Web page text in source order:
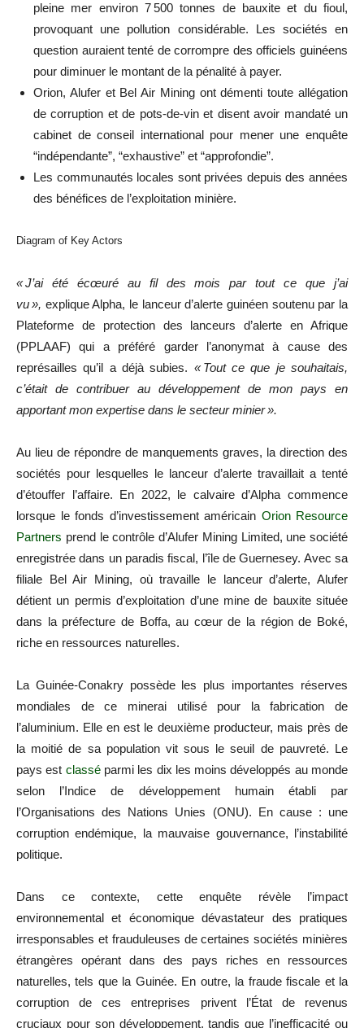
pleine mer environ 7 500 tonnes de bauxite et du fioul,
provoquant une pollution considérable. Les sociétés en
question auraient tenté de corrompre des officiels guinéens
pour diminuer le montant de la pénalité à payer.
Orion, Alufer et Bel Air Mining ont démenti toute allégation
de corruption et de pots-de-vin et disent avoir mandaté un
cabinet de conseil international pour mener une enquête
“indépendante”, “exhaustive” et “approfondie”.
Les communautés locales sont privées depuis des années
des bénéfices de l’exploitation minière.
Diagram of Key Actors
« J’ai été écœuré au fil des mois par tout ce que j’ai
vu », explique Alpha, le lanceur d’alerte guinéen soutenu par la
Plateforme de protection des lanceurs d’alerte en Afrique
(PPLAAF) qui a préféré garder l’anonymat à cause des
représailles qu’il a déjà subies. « Tout ce que je souhaitais,
c’était de contribuer au développement de mon pays en
apportant mon expertise dans le secteur minier ».
Au lieu de répondre de manquements graves, la direction des
sociétés pour lesquelles le lanceur d’alerte travaillait a tenté
d’étouffer l’affaire. En 2022, le calvaire d’Alpha commence
lorsque le fonds d’investissement américain Orion Resource
Partners prend le contrôle d’Alufer Mining Limited, une société
enregistrée dans un paradis fiscal, l’île de Guernesey. Avec sa
filiale Bel Air Mining, où travaille le lanceur d’alerte, Alufer
détient un permis d’exploitation d’une mine de bauxite située
dans la préfecture de Boffa, au cœur de la région de Boké,
riche en ressources naturelles.
La Guinée-Conakry possède les plus importantes réserves
mondiales de ce minerai utilisé pour la fabrication de
l’aluminium. Elle en est le deuxième producteur, mais près de
la moitié de sa population vit sous le seuil de pauvreté. Le
pays est classéparmi les dix les moins développés au monde
selon l’Indice de développement humain établi par
l’Organisations des Nations Unies (ONU). En cause : une
corruption endémique, la mauvaise gouvernance, l’instabilité
politique.
Dans ce contexte, cette enquête révèle l’impact
environnemental et économique dévastateur des pratiques
irresponsables et frauduleuses de certaines sociétés minières
étrangères opérant dans des pays riches en ressources
naturelles, tels que la Guinée. En outre, la fraude fiscale et la
corruption de ces entreprises privent l’État de revenus
cruciaux pour son développement, tandis que l’inefficacité ou